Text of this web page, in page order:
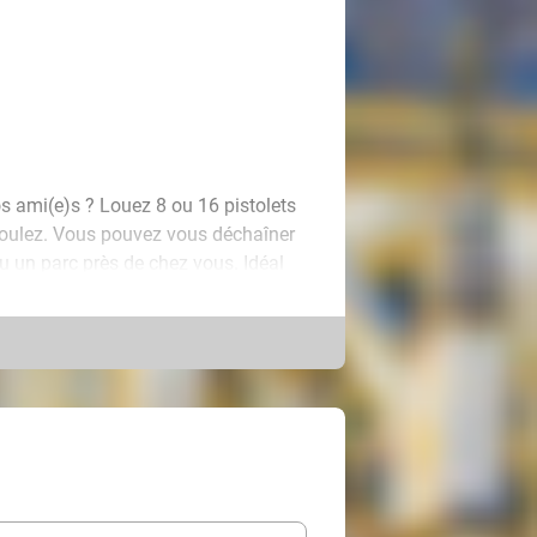
ami(e)s ? Louez 8 ou 16 pistolets
Vous pouvez vous déchaîner
un parc près de chez vous. Idéal
fixés au pistolet. Les pistolets
écran éclairé et de viseurs pour
huit heures et vous recevez
entre deux utilisations.
sont inclus dans le prix. Donc